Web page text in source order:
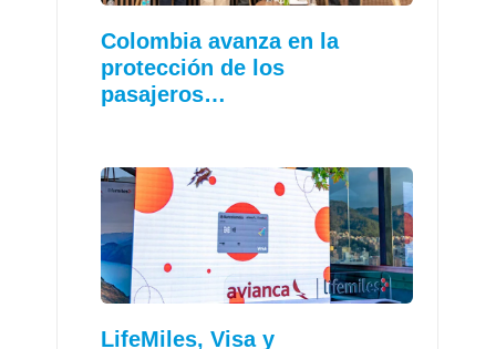
Colombia avanza en la
protección de los
pasajeros…
LifeMiles, Visa y